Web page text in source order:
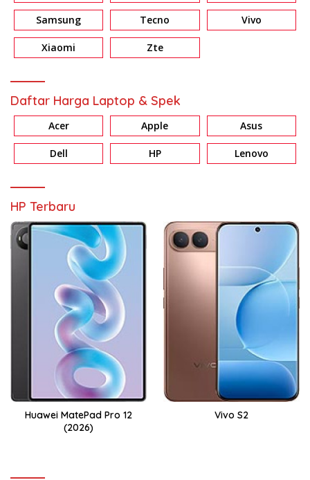
Samsung Tecno Vivo
Xiaomi Zte
Daftar Harga Laptop & Spek
Acer Apple Asus
Dell HP Lenovo
HP Terbaru
Huawei MatePad Pro 12
(2026)
Vivo S2